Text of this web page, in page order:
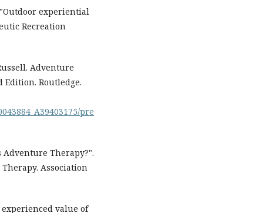
"Outdoor experiential
Recreation
Adventure
Edition. Routledge.
pre
Adventure Therapy?".
Association
experienced value of